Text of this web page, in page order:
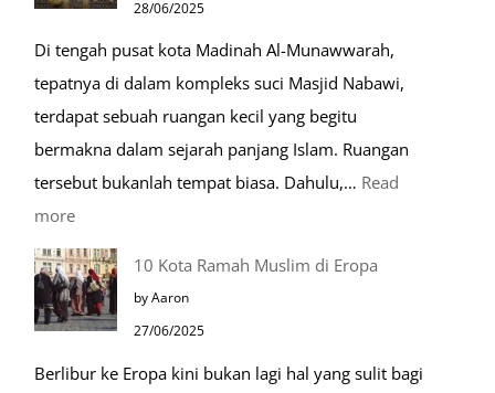
Sehari-
hari
28/06/2025
Di tengah pusat kota Madinah Al-Munawwarah,
tepatnya di dalam kompleks suci Masjid Nabawi,
terdapat sebuah ruangan kecil yang begitu
bermakna dalam sejarah panjang Islam. Ruangan
tersebut bukanlah tempat biasa. Dahulu,… Read
more:
Tiga
Makam
Mulia
Masjid
10 Kota Ramah Muslim di Eropa
by Aaron
27/06/2025
Berlibur ke Eropa kini bukan lagi hal yang sulit bagi